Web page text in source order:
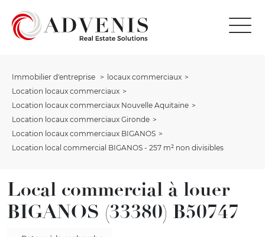
Immobilier d'entreprise
locaux commerciaux
Location locaux commerciaux
Location locaux commerciaux Nouvelle Aquitaine
Location locaux commerciaux Gironde
Location locaux commerciaux BIGANOS
Location local commercial BIGANOS - 257 m² non divisibles
Local commercial à louer
BIGANOS (33380) B50747